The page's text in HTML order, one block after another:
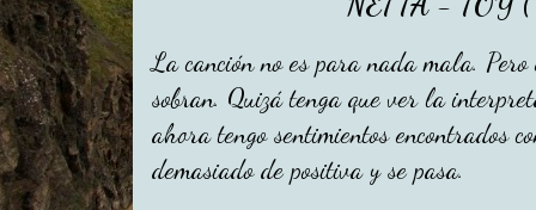
La canción no es para nada mala. Pero
sobran. Quizá tenga que ver la
ahora tengo sentimientos encontrados
demasiado de positiva y se pasa.